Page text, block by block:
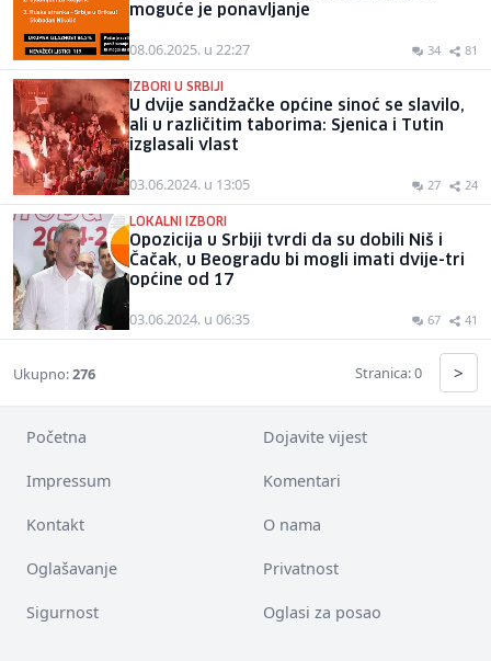
moguće je ponavljanje
08.06.2025. u 22:27 34 81
IZBORI U SRBIJI
U dvije sandžačke općine sinoć se slavilo,
ali u različitim taborima: Sjenica i Tutin
izglasali vlast
03.06.2024. u 13:05 27 24
LOKALNI IZBORI
Opozicija u Srbiji tvrdi da su dobili Niš i
Čačak, u Beogradu bi mogli imati dvije-tri
općine od 17
03.06.2024. u 06:35 67 41
Ukupno:276 Stranica: 0 >
Početna Dojavite vijest
Impressum Komentari
Kontakt O nama
Oglašavanje Privatnost
Sigurnost Oglasi za posao